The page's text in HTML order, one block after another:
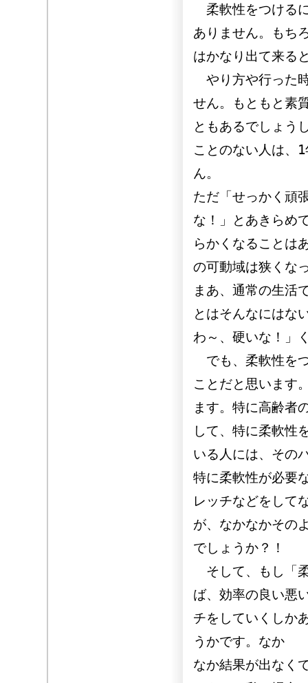
柔軟性をつける
ありません。もち
はかなり出て来る
やり方や行った
せん。もともと素
ともあるでしょう
ことのない人は、
ん。
ただ「せっかく頑
な！」とあきらめ
らかくなることは
の可動域は狭くな
まあ、通常の生活
とはそんなにはな
わ～、硬いな！」
でも、柔軟性を
ことだと思います
ます。特に高齢者
して、特に柔軟性
いる人には、その
特に柔軟性が必要
レッチなどをして
が、なかなかその
でしょうか？！
そして、もし「
ば、効率の良い悪
チをしていくしか
うかです。なか
なか結果が出なく